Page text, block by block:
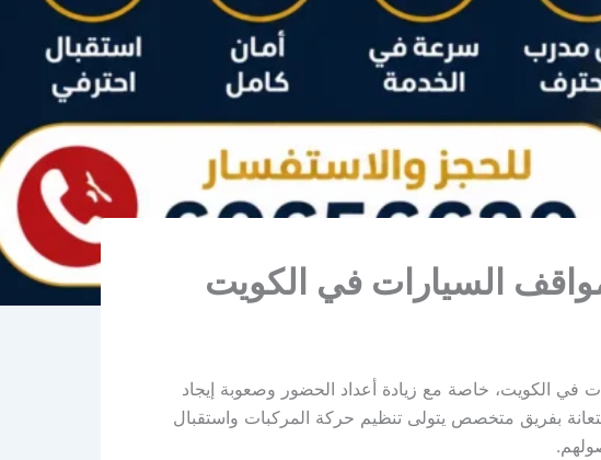
مواقف السيارات في الكويت
في الكويت، خاصة مع زيادة أعداد الحضور وصعوبة إيجاد
بفريق متخصص يتولى تنظيم حركة المركبات واستقبال